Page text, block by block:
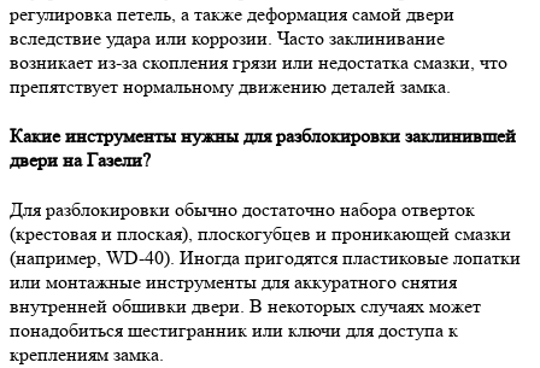
регулировка петель, а также деформация самой двери
вследствие удара или коррозии. Часто заклинивание
возникает из-за скопления грязи или недостатка смазки, что
препятствует нормальному движению деталей замка.
Какие инструменты нужны для разблокировки заклинившей
двери на Газели?
Для разблокировки обычно достаточно набора отверток
(крестовая и плоская), плоскогубцев и проникающей смазки
(например, WD-40). Иногда пригодятся пластиковые лопатки
или монтажные инструменты для аккуратного снятия
внутренней обшивки двери. В некоторых случаях может
понадобиться шестигранник или ключи для доступа к
креплениям замка.